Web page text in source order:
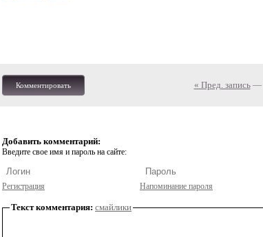
Комментировать « Пред. запись—
Добавить комментарий:
Введите свое имя и пароль на сайте:
Регистрация Напоминание пароля
Текст комментария: смайлики